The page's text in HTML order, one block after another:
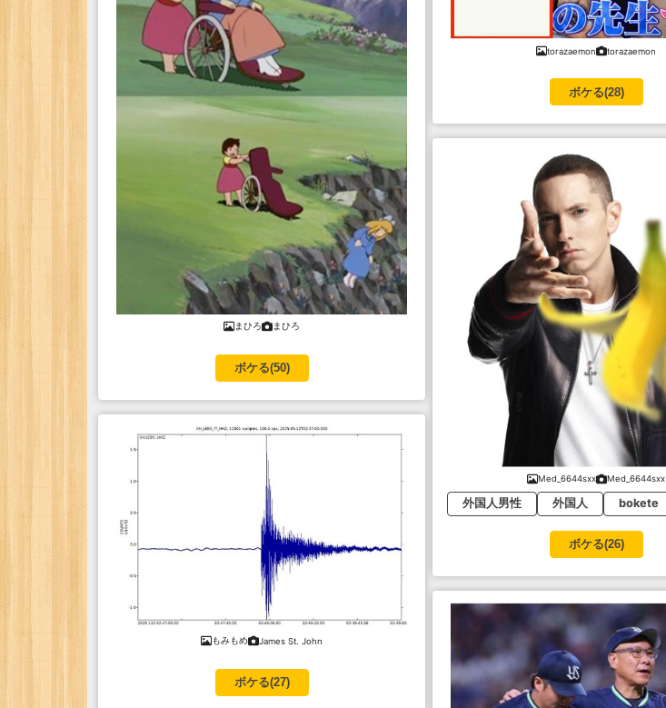
まひろ まひろ
ボケる(50)
もみもめ James St. John
ボケる(27)
torazaemon torazaemon
ボケる(28)
Med_6644sxx Med_6644sxx
外国人男性 外国人 bokete
ボケる(26)